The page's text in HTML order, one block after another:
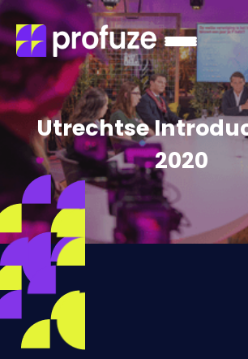
Utrechtse
2020